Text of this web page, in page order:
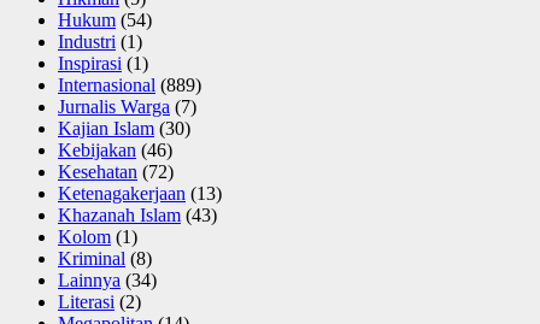
Hukum (54)
Industri (1)
Inspirasi (1)
Internasional (889)
Jurnalis Warga (7)
Kajian Islam (30)
Kebijakan (46)
Kesehatan (72)
Ketenagakerjaan (13)
Khazanah Islam (43)
Kolom (1)
Kriminal (8)
Lainnya (34)
Literasi (2)